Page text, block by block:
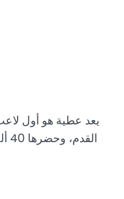
يعد عطية هو أول